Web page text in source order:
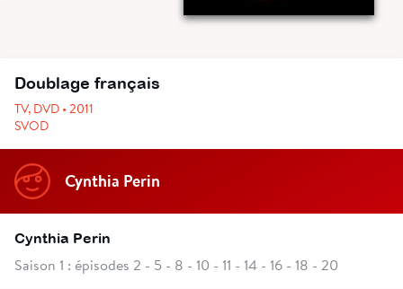
Doublage français
TV, DVD • 2011
SVOD
Cynthia Perin
Cynthia Perin
Saison 1 : épisodes 2 - 5 - 8 - 10 - 11 - 14 - 16 - 18 - 20